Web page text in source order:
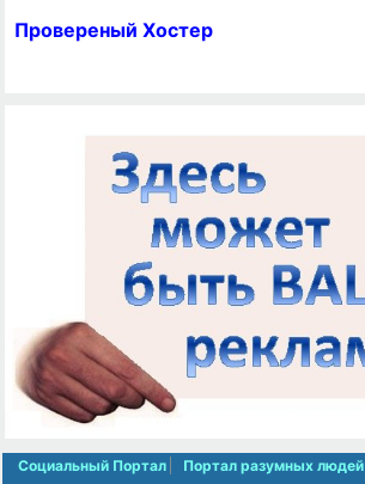
Провереный Хостер
Социальный Портал Портал разумных людей